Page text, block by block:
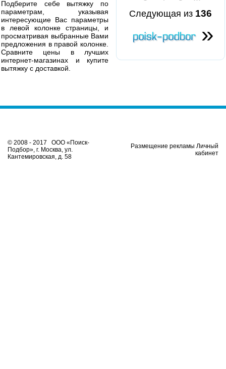
Следующая из 136
»
Подберите себе вытяжку по
параметрам, указывая
интересующие Вас параметры
в левой колонке страницы, и
просматривая выбранные Вами
предложения в правой колонке.
Сравните цены в лучших
интернет-магазинах и купите
вытяжку с доставкой.
© 2008 - 2017 ООО «Поиск-
Подбор», г. Москва, ул.
Кантемировская, д. 58
Размещение рекламы Личный
кабинет